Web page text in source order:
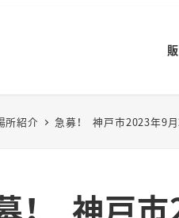
所紹介 急募！ 神戸市2023年9
！ 神戸